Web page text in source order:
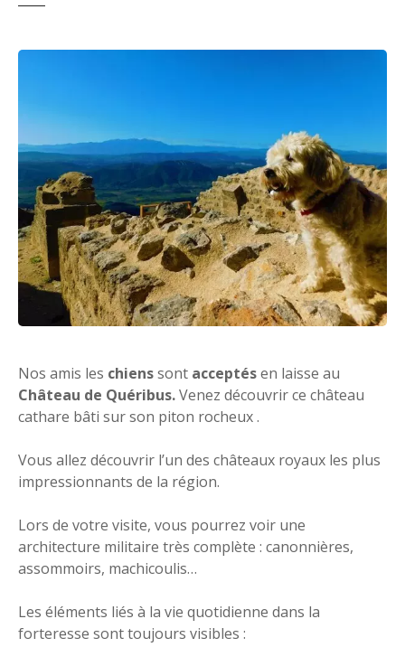
Nos amis les chienssont acceptésen laisse au
Château de Quéribus.Venez découvrir ce château
cathare bâti sur son piton rocheux .
Vous allez découvrir l’un des châteaux royaux les plus
impressionnants de la région.
Lors de votre visite, vous pourrez voir une
architecture militaire très complète : canonnières,
assommoirs, machicoulis…
Les éléments liés à la vie quotidienne dans la
forteresse sont toujours visibles :